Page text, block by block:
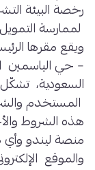
رخصة البيئة
السعودية،
المستخدم
هذه الشروط
منصة ليندو
والموقع